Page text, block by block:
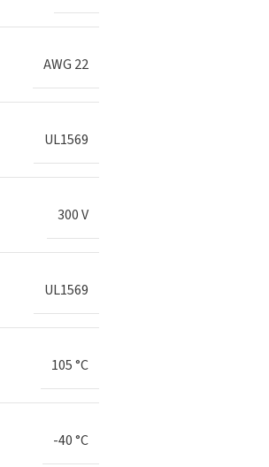
AWG 22
UL1569
300 V
UL1569
105 °C
-40 °C